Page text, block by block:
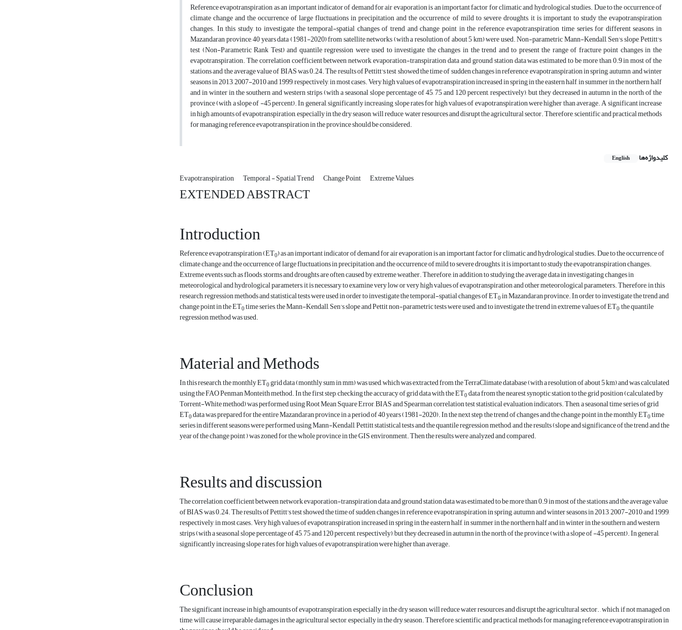
Reference evapotranspiration as an important indicator of demand for air evaporation is an important factor for climatic and hydrological studies. Due to the occurrence of
climate change and the occurrence of large fluctuations in precipitation and the occurrence of mild to severe droughts, it is important to study the evapotranspiration
changes. In this study, to investigate the temporal-spatial changes of trend and change point in the reference evapotranspiration time series for different seasons in
Mazandaran province, 40 years data (1981-2020) from satellite networks (with a resolution of about 5 km) were used. Non-parametric Mann-Kendall, Sen's slope, Pettitt's
test (Non-Parametric Rank Test) and quantile regression were used to investigate the changes in the trend and to present the range of fracture point changes in the
evapotranspiration. The correlation coefficient between network evaporation-transpiration data and ground station data was estimated to be more than 0.9 in most of the
stations and the average value of BIAS was 0.24. The results of Pettitt's test showed the time of sudden changes in reference evapotranspiration in spring, autumn and winter
seasons in 2013, 2007-2010 and 1999, respectively, in most cases. Very high values of evapotranspiration increased in spring in the eastern half, in summer in the northern half
and in winter in the southern and western strips (with a seasonal slope percentage of 45, 75 and 120 percent, respectively), but they decreased in autumn in the north of the
province (with a slope of -45 percent). In general, significantly increasing slope rates for high values of evapotranspiration were higher than average. A significant increase
in high amounts of evapotranspiration, especially in the dry season, will reduce water resources and disrupt the agricultural sector. Therefore, scientific and practical methods
for managing reference evapotranspiration in the province should be considered.
کلیدواژه‌ها English
Evapotranspiration Temporal - Spatial Trend Change Point Extreme Values
EXTENDED ABSTRACT
Introduction
Reference evapotranspiration (ET0) as an important indicator of demand for air evaporation is an important factor for climatic and hydrological studies. Due to the occurrence of
climate change and the occurrence of large fluctuations in precipitation and the occurrence of mild to severe droughts, it is important to study the evapotranspiration changes.
Extreme events such as floods, storms and droughts are often caused by extreme weather. Therefore, in addition to studying the average data in investigating changes in
meteorological and hydrological parameters, it is necessary to examine very low or very high values of evapotranspiration and other meteorological parameters. Therefore, in this
research, regression methods and statistical tests were used in order to investigate the temporal-spatial changes of ET0in Mazandaran province. In order to investigate the trend and
change point in the ET0time series, the Mann-Kendall, Sen's slope and Pettit non-parametric tests were used, and to investigate the trend in extreme values of ET0, the quantile
regression method was used.
Material and Methods
In this research, the monthly ET0grid data (monthly sum in mm) was used, which was extracted from the TerraClimate database (with a resolution of about 5 km) and was calculated
using the FAO Penman Monteith method. In the first step, checking the accuracy of grid data with the ET0data from the nearest synoptic station to the grid position (calculated by
Torrent-White method) was performed using Root Mean Square Error, BIAS and Spearman correlation test statistical evaluation indicators. Then, a seasonal time series of grid
ET0data was prepared for the entire Mazandaran province in a period of 40 years (1981-2020). In the next step, the trend of changes and the change point in the monthly ET0time
series in different seasons were performed using Mann-Kendall, Pettitt statistical tests and the quantile regression method, and the results (slope and significance of the trend and the
year of the change point ) was zoned for the whole province in the GIS environment. Then the results were analyzed and compared.
Results and discussion
The correlation coefficient between network evaporation-transpiration data and ground station data was estimated to be more than 0.9 in most of the stations and the average value
of BIAS was 0.24. The results of Pettitt's test showed the time of sudden changes in reference evapotranspiration in spring, autumn and winter seasons in 2013, 2007-2010 and 1999,
respectively, in most cases. Very high values of evapotranspiration increased in spring in the eastern half, in summer in the northern half and in winter in the southern and western
strips (with a seasonal slope percentage of 45, 75 and 120 percent, respectively), but they decreased in autumn in the north of the province (with a slope of -45 percent). In general,
significantly increasing slope rates for high values of evapotranspiration were higher than average.
Conclusion
The significant increase in high amounts of evapotranspiration, especially in the dry season, will reduce water resources and disrupt the agricultural sector. , which, if not managed on
time, will cause irreparable damages in the agricultural sector, especially in the dry season. Therefore, scientific and practical methods for managing reference evapotranspiration in